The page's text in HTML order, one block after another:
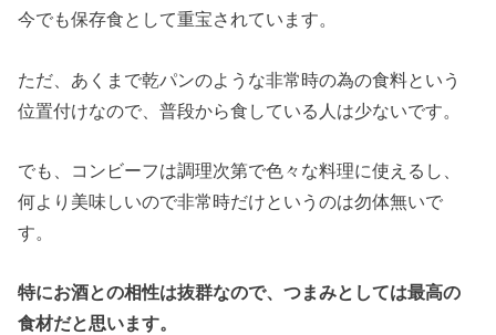
今でも保存食として重宝されています。
ただ、あくまで乾パンのような非常時の為の食料という
位置付けなので、普段から食している人は少ないです。
でも、コンビーフは調理次第で色々な料理に使えるし、
何より美味しいので非常時だけというのは勿体無いで
す。
特にお酒との相性は抜群なので、つまみとしては最高の
食材だと思います。